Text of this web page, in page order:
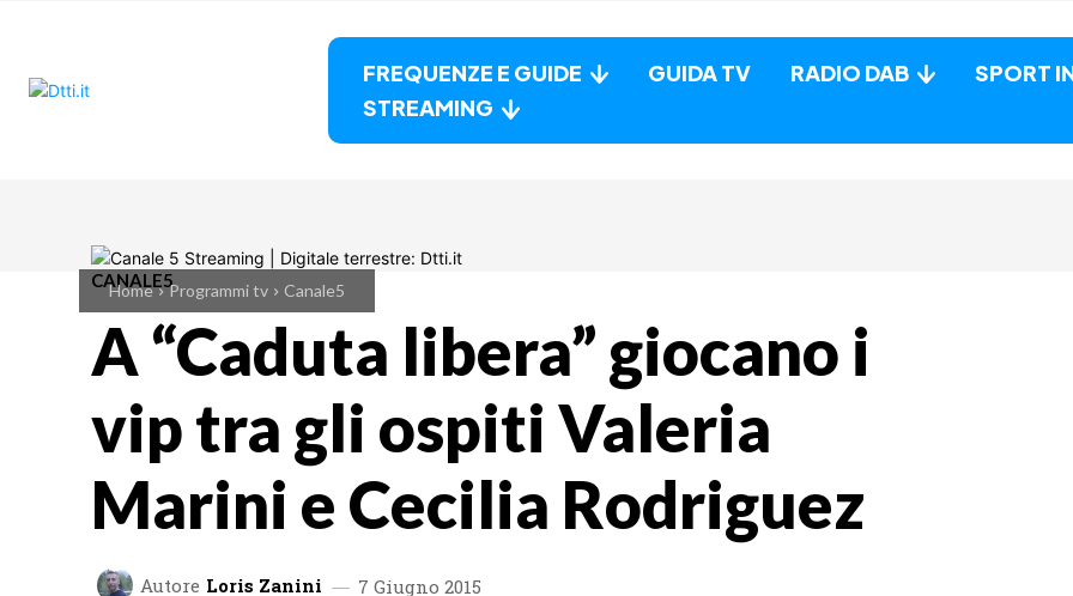
FREQUENZE E GUIDE GUIDA TV RADIO DAB SPORT
STREAMING
Home Programmi tv Canale5
CANALE5
A “Caduta libera” giocano i
vip tra gli ospiti Valeria
Marini e Cecilia Rodriguez
Autore Loris Zanini 7 Giugno 2015